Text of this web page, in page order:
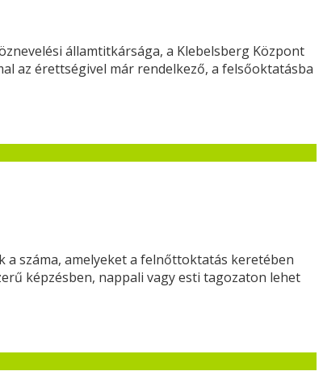
államtitkársága, a Klebelsberg Központ
az érettségivel már rendelkező, a felsőoktatásba
a száma, amelyeket a felnőttoktatás keretében
képzésben, nappali vagy esti tagozaton lehet